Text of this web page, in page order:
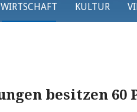
WIRTSCHAFT KULTUR
besitzen 60